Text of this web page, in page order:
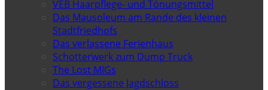
VEB Haarpflege- und Tönungsmittel
Das Mausoleum am Rande des kleinen
Stadtfriedhofs
Das verlassene Ferienhaus
Schotterwerk zum Dump Truck
The Lost MIGs
Das vergessene Jagdschloss